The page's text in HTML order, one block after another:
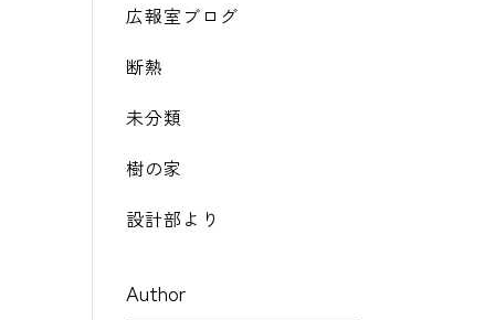
広報室ブログ
断熱
未分類
樹の家
設計部より
Author